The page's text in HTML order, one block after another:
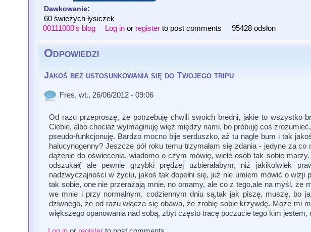
Dawkowanie:
60 świeżych łysiczek
00111000's blog
Log in or register to post comments 95428 odsłon
Odpowiedzi
Jakoś bez ustosunkowania się do Twojego tripu
Fres, wt., 26/06/2012 - 09:06
Od razu przeproszę, że potrzebuję chwili swoich bredni, jakie to wszystko
Ciebie, albo chociaż wyimaginuję więź między nami, bo próbuję coś
pseudo-funkcjonuję. Bardzo mocno bije serduszko, aż tu nagle bum i tak
halucynogenny? Jeszcze pół roku temu trzymałam się zdania - jedyne za
dążenie do oświecenia, wiadomo o czym mówię, wiele osób tak sobie
odszukał( ale pewnie grzybki prędzej uzbierałabym, niż jakikolwiek
nadzwyczajności w życiu, jakoś tak dopełni się, już nie umiem mówić o
tak sobie, one nie przerażają mnie, no omamy, ale co z tego,ale na myśl, że
we mnie i przy normalnym, codziennym dniu są,tak jak piszę, muszę, bo
dziwnego, że od razu włącza się obawa, że zrobię sobie krzywdę. Może mi
większego opanowania nad sobą, zbyt często tracę poczucie tego kim jestem,